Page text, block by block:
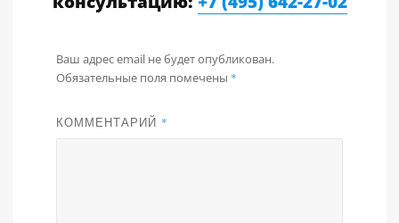
Ваш адрес email не будет опубликован.
Обязательные поля помечены *
КОММЕНТАРИЙ *